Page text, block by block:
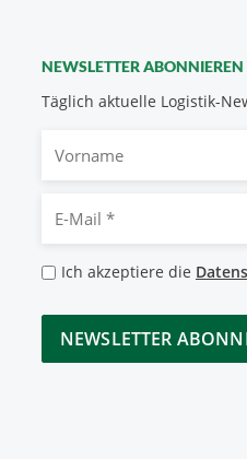
NEWSLETTER ABONNIEREN
Täglich aktuelle Logistik-
Mail
Ich akzeptiere die
CAPTCHA